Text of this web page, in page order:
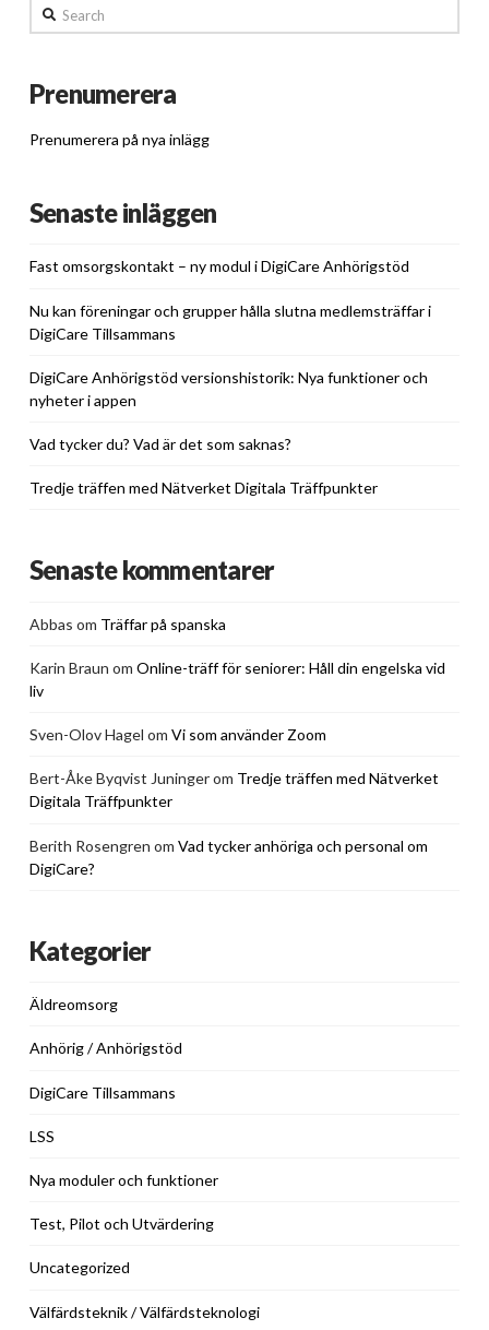
Search
Prenumerera
Prenumerera på nya inlägg
Senaste inläggen
Fast omsorgskontakt – ny modul i DigiCare Anhörigstöd
Nu kan föreningar och grupper hålla slutna medlemsträffar i
DigiCare Tillsammans
DigiCare Anhörigstöd versionshistorik: Nya funktioner och
nyheter i appen
Vad tycker du? Vad är det som saknas?
Tredje träffen med Nätverket Digitala Träffpunkter
Senaste kommentarer
Abbas om Träffar på spanska
Karin Braun om Online-träff för seniorer: Håll din engelska vid
liv
Sven-Olov Hagel om Vi som använder Zoom
Bert-Åke Byqvist Juningerom Tredje träffen med Nätverket
Digitala Träffpunkter
Berith Rosengren om Vad tycker anhöriga och personal om
DigiCare?
Kategorier
Äldreomsorg
Anhörig / Anhörigstöd
DigiCare Tillsammans
LSS
Nya moduler och funktioner
Test, Pilot och Utvärdering
Uncategorized
Välfärdsteknik / Välfärdsteknologi